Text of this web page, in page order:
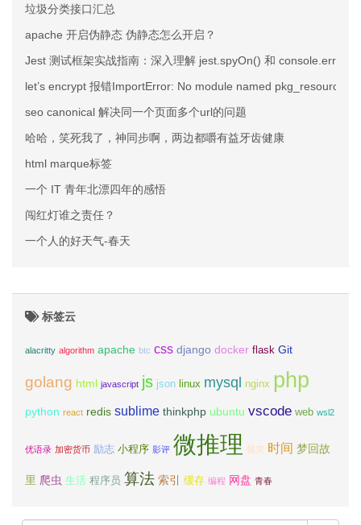
垃圾分类接口汇总
apache 开启伪静态 伪静态怎么开启？
Jest 测试框架实战指南：深入理解 jest.spyOn() 和 console.error
let’s encrypt 报错ImportError: No module named pkg_resources
seo canonical 解决同一个页面多个url的问题
哈哈，笑死我了，神同步啊，两边都嚼有益牙齿健康
html marque标签
一个 IT 青年北漂四年的感悟
闯红灯谁之责任？
一个人的好天气-春天
标签云
alacritty algorithm apache btc css django docker flask Git
golang html javascript js json linux mysql nginx php
python react redis sublime thinkphp ubuntu vscode web wsl2
优语录 加密货币 励志 小程序 影评 微推理 搞笑 时间 梦回故
里 爬虫 生活 程序员 算法 索引 缓存 编程 网盘 青春